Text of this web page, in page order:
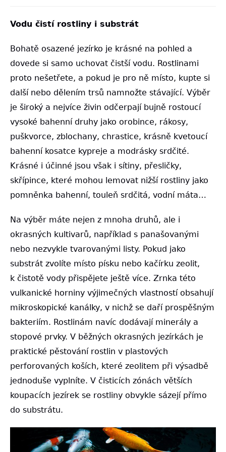
Vodu čistí rostliny i substrát
Bohatě osazené jezírko je krásné na pohled a
dovede si samo uchovat čistší vodu. Rostlinami
proto nešetřete, a pokud je pro ně místo, kupte si
další nebo dělením trsů namnožte stávající. Výběr
je široký a nejvíce živin odčerpají bujně rostoucí
vysoké bahenní druhy jako orobince, rákosy,
puškvorce, zblochany, chrastice, krásně kvetoucí
bahenní kosatce kypreje a modrásky srdčité.
Krásné i účinné jsou však i sítiny, přesličky,
skřípince, které mohou lemovat nižší rostliny jako
pomněnka bahenní, touleň srdčitá, vodní máta…
Na výběr máte nejen z mnoha druhů, ale i
okrasných kultivarů, například s panašovanými
nebo nezvykle tvarovanými listy. Pokud jako
substrát zvolíte místo písku nebo kačírku zeolit,
k čistotě vody přispějete ještě více. Zrnka této
vulkanické horniny výjimečných vlastností obsahují
mikroskopické kanálky, v nichž se daří prospěšným
bakteriím. Rostlinám navíc dodávají minerály a
stopové prvky. V běžných okrasných jezírkách je
praktické pěstování rostlin v plastových
perforovaných koších, které zeolitem při výsadbě
jednoduše vyplníte. V čisticích zónách větších
koupacích jezírek se rostliny obvykle sázejí přímo
do substrátu.